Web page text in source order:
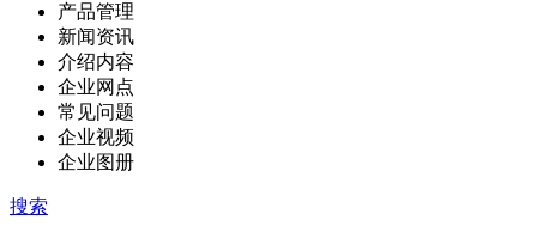
产品管理
新闻资讯
介绍内容
企业网点
常见问题
企业视频
企业图册
搜索